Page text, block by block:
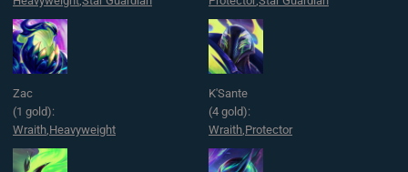
Zac
(1 gold):
Wraith,Heavyweight
K'Sante
(4 gold):
Wraith,Protector